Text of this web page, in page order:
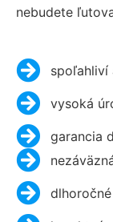
nebudete
spoľahliví
vysoká
garancia